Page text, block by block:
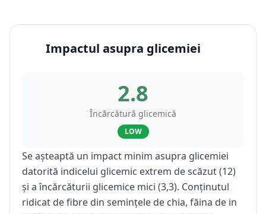
Impactul asupra glicemiei
2.8
Încărcătură glicemică
LOW
Se așteaptă un impact minim asupra glicemiei
datorită indicelui glicemic extrem de scăzut (12)
și a încărcăturii glicemice mici (3,3). Conținutul
ridicat de fibre din semințele de chia, făina de in